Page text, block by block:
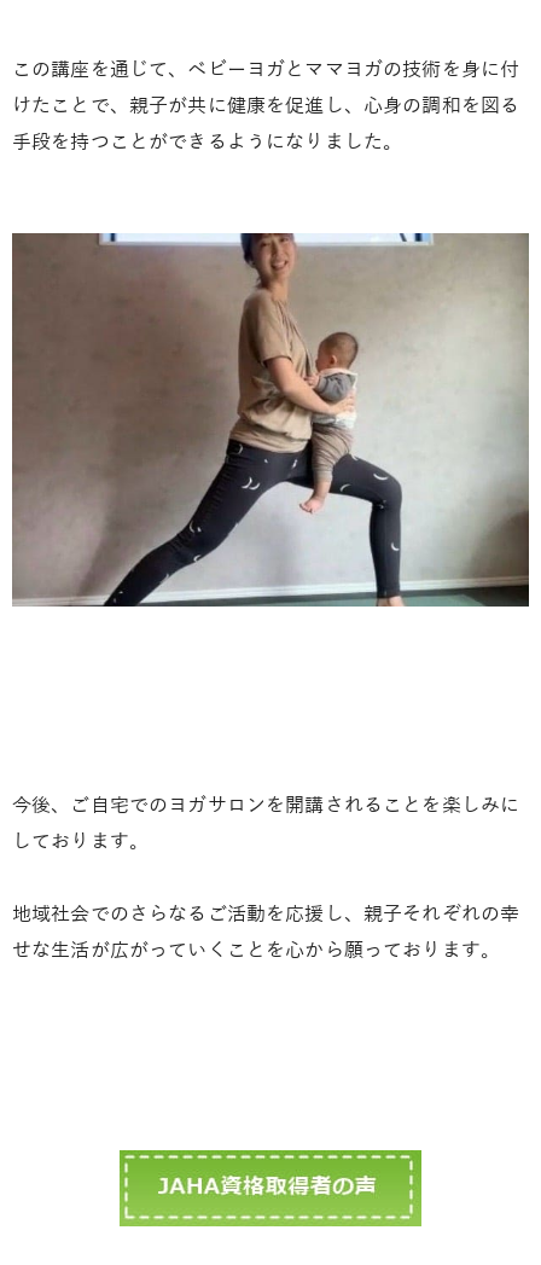
この講座を通じて、ベビーヨガとママヨガの技術を身に付
けたことで、親子が共に健康を促進し、心身の調和を図る
手段を持つことができるようになりました。
今後、ご自宅でのヨガサロンを開講されることを楽しみに
しております。
地域社会でのさらなるご活動を応援し、親子それぞれの幸
せな生活が広がっていくことを心から願っております。